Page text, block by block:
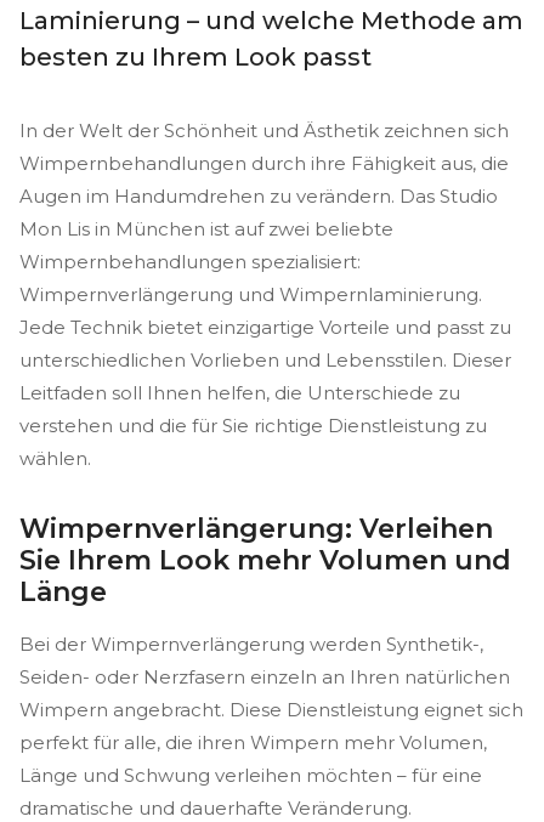
Laminierung – und welche Methode am
besten zu Ihrem Look passt
In der Welt der Schönheit und Ästhetik zeichnen sich
Wimpernbehandlungen durch ihre Fähigkeit aus, die
Augen im Handumdrehen zu verändern. Das Studio
Mon Lis in München ist auf zwei beliebte
Wimpernbehandlungen spezialisiert:
Wimpernverlängerung und Wimpernlaminierung.
Jede Technik bietet einzigartige Vorteile und passt zu
unterschiedlichen Vorlieben und Lebensstilen. Dieser
Leitfaden soll Ihnen helfen, die Unterschiede zu
verstehen und die für Sie richtige Dienstleistung zu
wählen.
Wimpernverlängerung: Verleihen
Sie Ihrem Look mehr Volumen und
Länge
Bei der Wimpernverlängerung werden Synthetik-,
Seiden- oder Nerzfasern einzeln an Ihren natürlichen
Wimpern angebracht. Diese Dienstleistung eignet sich
perfekt für alle, die ihren Wimpern mehr Volumen,
Länge und Schwung verleihen möchten – für eine
dramatische und dauerhafte Veränderung.